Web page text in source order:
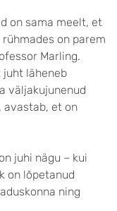
on sama meelt, et
on parem
Marling.
juht läheneb
väljakujunenud
avastab, et on
juhi nägu – kui
on lõpetanud
ning